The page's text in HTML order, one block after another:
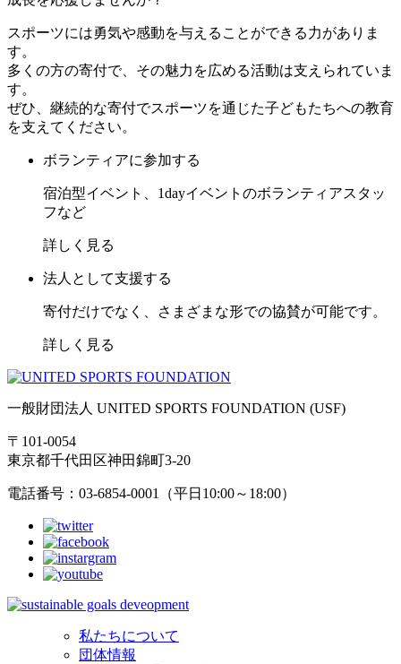
スポーツには勇気や感動を与えることができる力がありま
す。
多くの方の寄付で、その魅力を広める活動は支えられていま
す。
ぜひ、継続的な寄付でスポーツを通じた子どもたちへの教育
を支えてください。
ボランティアに参加する
宿泊型イベント、1dayイベントのボランティアスタッ
フなど
詳しく見る
法人として支援する
寄付だけでなく、さまざまな形での協賛が可能です。
詳しく見る
一般財団法人 UNITED SPORTS FOUNDATION (USF)
〒101-0054
東京都千代田区神田錦町3-20
電話番号：03-6854-0001（平日10:00～18:00）
私たちについて
団体情報